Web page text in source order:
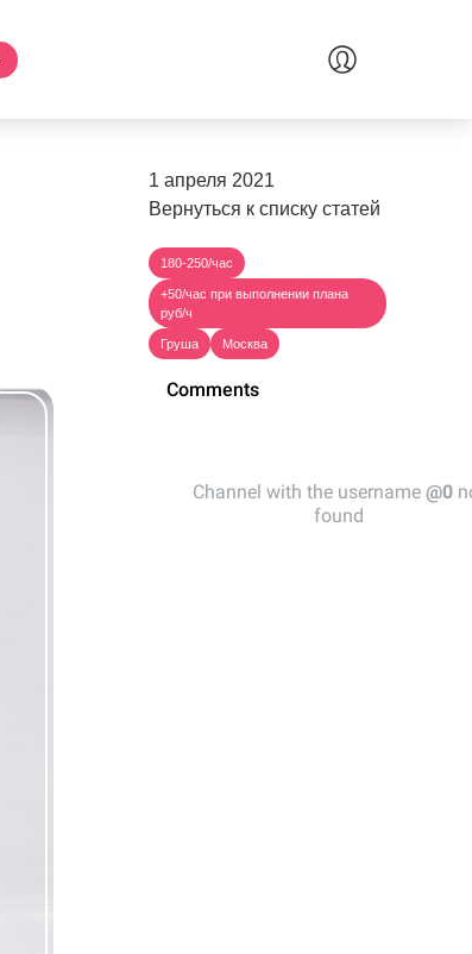
1 апреля 2021
Вернуться к списку статей
180-250/час
+50/час при выполнении плана
руб/ч
Груша Москва